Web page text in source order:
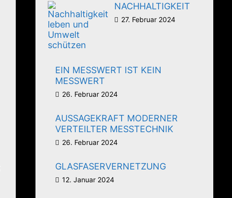
NACHHALTIGKEIT
27. Februar 2024
EIN MESSWERT IST KEIN
MESSWERT
26. Februar 2024
AUSSAGEKRAFT MODERNER
VERTEILTER MESSTECHNIK
26. Februar 2024
GLASFASERVERNETZUNG
12. Januar 2024